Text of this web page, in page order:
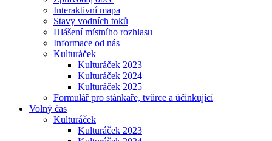
Interaktivní mapa
Stavy vodních toků
Hlášení místního rozhlasu
Informace od nás
Kulturáček
Kulturáček 2023
Kulturáček 2024
Kulturáček 2025
Formulář pro stánkaře, tvůrce a účinkující
Volný čas
Kulturáček
Kulturáček 2023